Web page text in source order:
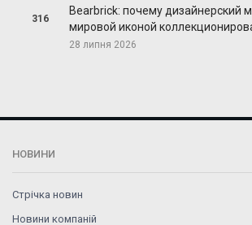
316
Bearbrick: почему дизайнерский
мировой иконой
28 липня 2026
НОВИНИ
Стрічка новин
Новини компаній